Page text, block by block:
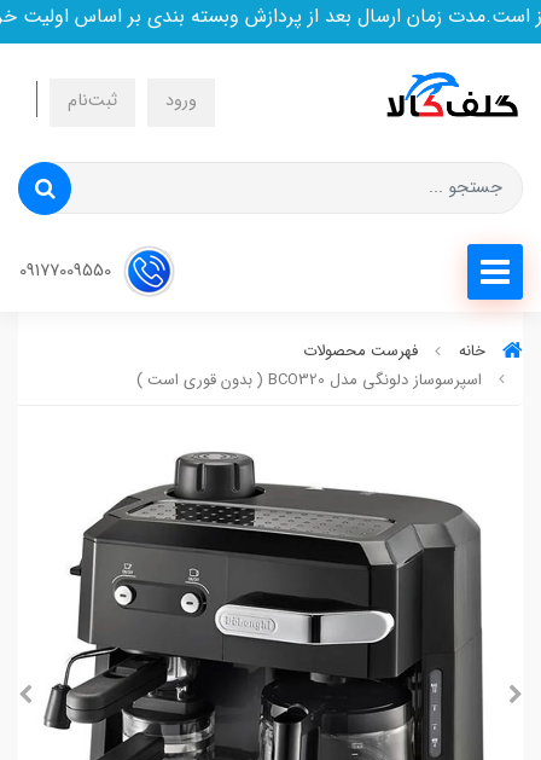
زمان ارسال بعد از پردازش وبسته بندی بر اساس اولیت
ورود ثبت‌نام
خانه
فهرست محصولات
اسپرسوساز دلونگی مدل BCO320 ( بدون قوری است )